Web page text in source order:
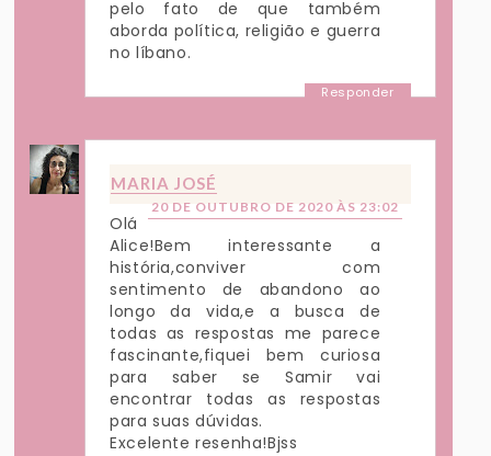
pelo fato de que também
aborda política, religião e guerra
no líbano.
Responder
MARIA JOSÉ
20 DE OUTUBRO DE 2020 ÀS 23:02
Olá
Alice!Bem interessante a
história,conviver com
sentimento de abandono ao
longo da vida,e a busca de
todas as respostas me parece
fascinante,fiquei bem curiosa
para saber se Samir vai
encontrar todas as respostas
para suas dúvidas.
Excelente resenha!Bjss